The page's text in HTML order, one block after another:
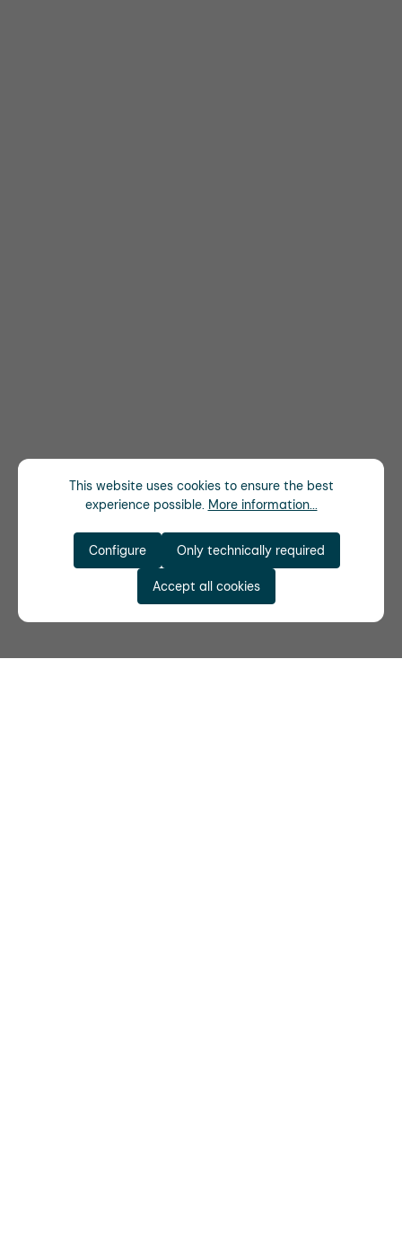
This website uses cookies to ensure the best
experience possible. More information...
Only technically required
Configure
Accept all cookies